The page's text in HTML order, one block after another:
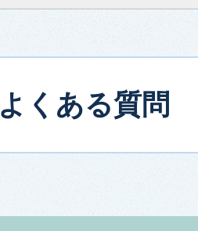
よくある質問